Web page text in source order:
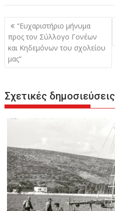
Πλοήγηση
άρθρων
“Ευχαριστήριο μήνυμα
προς τον Σύλλογο Γονέων
και Κηδεμόνων του σχολείου
μας”
Σχετικές δημοσιεύσεις